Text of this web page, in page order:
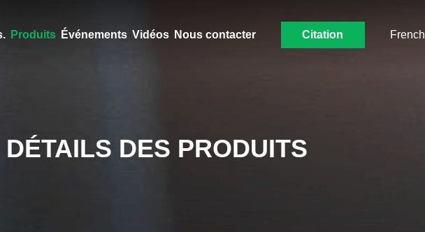
Produits Événements Vidéos Nous contacter Citation French
DÉTAILS DES PRODUITS